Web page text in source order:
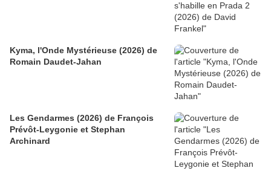
Kyma, l'Onde Mystérieuse (2026) de
Romain Daudet-Jahan
Les Gendarmes (2026) de François
Prévôt-Leygonie et Stephan
Archinard